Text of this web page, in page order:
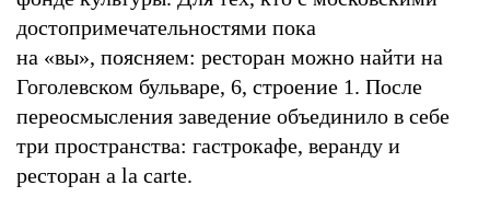
достопримечательностями пока
на «вы», поясняем: ресторан можно найти на
Гоголевском бульваре, 6, строение 1. После
переосмысления заведение объединило в себе
три пространства: гастрокафе, веранду и
ресторан a la carte.